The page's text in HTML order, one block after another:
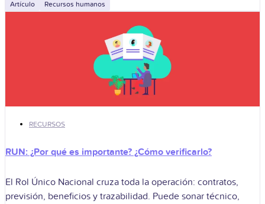
Artículo Recursos humanos
RECURSOS
RUN: ¿Por qué es importante? ¿Cómo verificarlo?
El Rol Único Nacional cruza toda la operación: contratos,
previsión, beneficios y trazabilidad. Puede sonar técnico,